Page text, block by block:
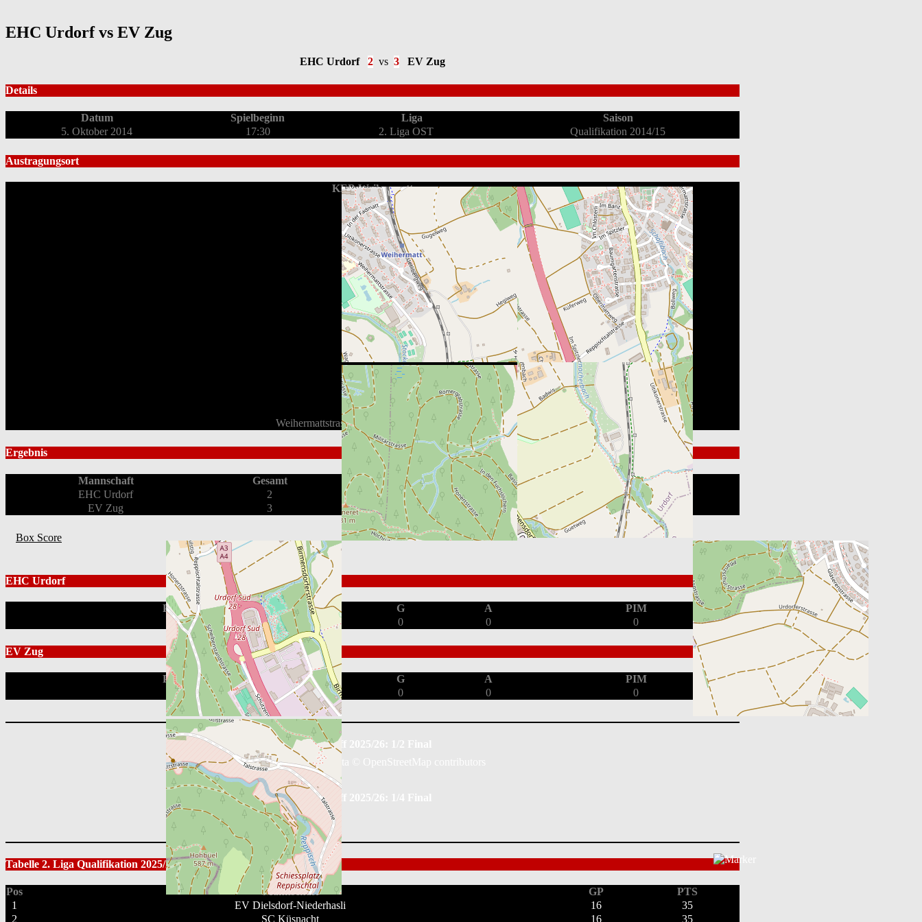
EHC Urdorf vs EV Zug
EHC Urdorf 2 vs 3 EV Zug
Details
Datum Spielbeginn Liga
Saison
5. Oktober 2014
17:30 2. Liga OST Qualifikation 2014/15
Austragungsort
KEB Weihermatt
Leaflet |Map data ©
Weihermattstrasse 60, 8902 Urdorf, Schweiz
Ergebnis
Mannschaft Gesamt 1st 2nd 3rd OT
Endstand
EHC Urdorf
2 0 1 1
Loss
EV Zug
3 2 0 1 - Win
Box Score
EHC Urdorf
Position G A
PIM
0
0 0
EV Zug
Position G A
PIM
0
0 0
Playoff 2025/26: 1/2 Final
Playoff 2025/26: 1/4 Final
Tabelle 2. Liga Qualifikation 2025/26
Pos Mannschaft GP
PTS
1
EV Dielsdorf-Niederhasli 16
35
2
SC Küsnacht 16 35